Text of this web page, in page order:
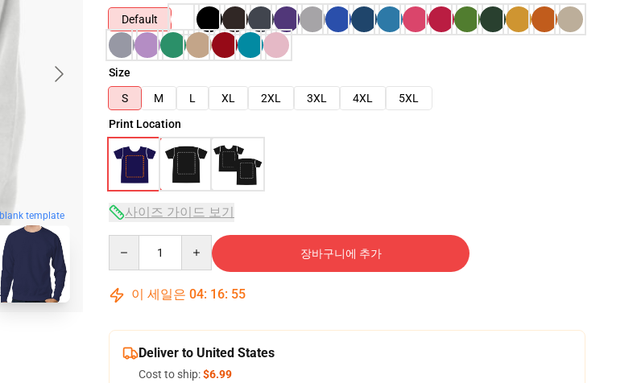
blank template
Default
Size
S
M L XL 2XL 3XL 4XL
5XL
Print Location
사이즈 가이드 보기
장바구니에 추가
이 세일은 04: 16: 54
Deliver to United States
Cost to ship:$6.99